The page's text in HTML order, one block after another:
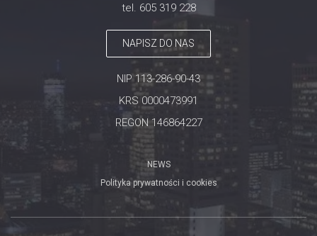
tel. 605 319 228
NAPISZ DO NAS
NIP 113-286-90-43
KRS 0000473991
REGON 146864227
NEWS
Polityka prywatności i cookies